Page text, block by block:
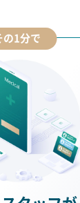
の1分で